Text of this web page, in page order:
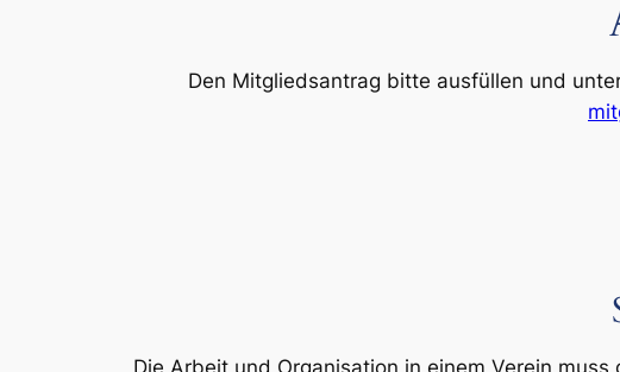
Den Mitgliedsantrag bitte ausfüllen und
Die Arbeit und Organisation in einem Verein